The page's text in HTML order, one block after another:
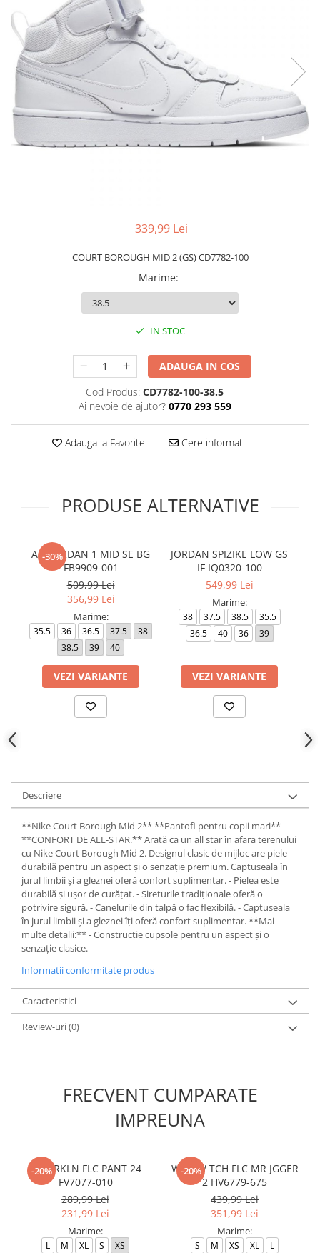
Slapi barbati
Pantofi sport femei
Slapi femei
Sandale & Slapi copii
339,99 Lei
COURT BOROUGH MID 2 (GS) CD7782-100
Marime:
IN STOC
ADAUGA IN COS
Cod Produs: CD7782-100-38.5
Ai nevoie de ajutor? 0770 293 559
Adauga la Favorite Cere informatii
PRODUSE ALTERNATIVE
-30%
AIR JORDAN 1 MID SE BG
FB9909-001
509,99 Lei
356,99 Lei
Marime:
35.5 36 36.5 37.5
38
38.5
39 40
VEZI VARIANTE
JORDAN SPIZIKE LOW GS
IF IQ0320-100
549,99 Lei
Marime:
38 37.5 38.5
35.5
36.5
40 36 39
VEZI VARIANTE
Descriere
**Nike Court Borough Mid 2** **Pantofi pentru copii mari**
**CONFORT DE ALL-STAR.** Arată ca un all star în afara terenului
cu Nike Court Borough Mid 2. Designul clasic de mijloc are piele
durabilă pentru un aspect și o senzație premium. Captuseala în
jurul limbii și a gleznei oferă confort suplimentar. - Pielea este
durabilă și ușor de curățat. - Șireturile tradiționale oferă o
potrivire sigură. - Canelurile din talpă o fac flexibilă. - Captuseala
în jurul limbii și a gleznei îți oferă confort suplimentar. **Mai
multe detalii:** - Construcție cupsole pentru un aspect și o
senzație clasice.
Informatii conformitate produs
Caracteristici
Review-uri(0)
FRECVENT CUMPARATE
IMPREUNA
-20%
W J BRKLN FLC PANT 24
FV7077-010
289,99 Lei
231,99 Lei
Marime:
L M XL S XS
-20%
W NSW TCH FLC MR JGGER
2 HV6779-675
439,99 Lei
351,99 Lei
Marime:
S M XS XL L